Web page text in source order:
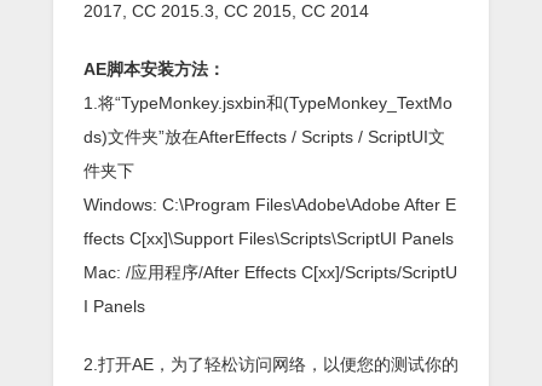
2017, CC 2015.3, CC 2015, CC 2014
AE脚本安装方法：
1.将“TypeMonkey.jsxbin和(TypeMonkey_TextMo
ds)文件夹”放在AfterEffects / Scripts / ScriptUI文
件夹下
Windows: C:\Program Files\Adobe\Adobe After E
ffects C[xx]\Support Files\Scripts\ScriptUI Panels
Mac: /应用程序/After Effects C[xx]/Scripts/ScriptU
I Panels
2.打开AE，为了轻松访问网络，以便您的测试你的